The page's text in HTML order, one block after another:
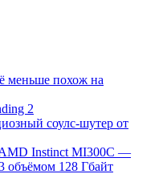
меньше похож на
2
соулс-шутер от
AMD Instinct MI300C —
объёмом 128 Гбайт